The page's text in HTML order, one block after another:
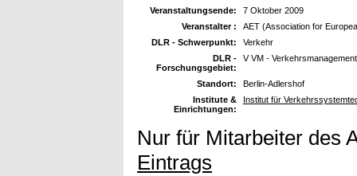
Veranstaltungsende:
7 Oktober 2009
Veranstalter :
AET (Association for
DLR - Schwerpunkt:
Verkehr
DLR -
Forschungsgebiet:
V VM - Verkehrsmanagement
Standort:
Berlin-Adlershof
Institute &
Einrichtungen:
Institut für
Nur für Mitarbeiter des
Eintrags